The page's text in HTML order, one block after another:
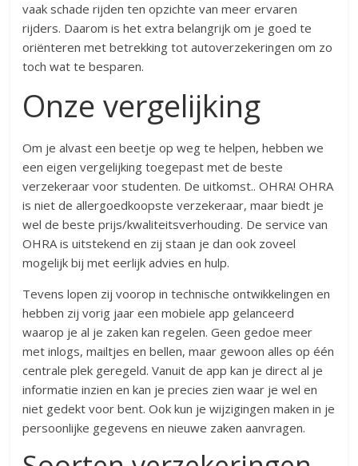
vaak schade rijden ten opzichte van meer ervaren
rijders. Daarom is het extra belangrijk om je goed te
oriënteren met betrekking tot autoverzekeringen om zo
toch wat te besparen.
Onze vergelijking
Om je alvast een beetje op weg te helpen, hebben we
een eigen vergelijking toegepast met de beste
verzekeraar voor studenten. De uitkomst.. OHRA! OHRA
is niet de allergoedkoopste verzekeraar, maar biedt je
wel de beste prijs/kwaliteitsverhouding. De service van
OHRA is uitstekend en zij staan je dan ook zoveel
mogelijk bij met eerlijk advies en hulp.
Tevens lopen zij voorop in technische ontwikkelingen en
hebben zij vorig jaar een mobiele app gelanceerd
waarop je al je zaken kan regelen. Geen gedoe meer
met inlogs, mailtjes en bellen, maar gewoon alles op één
centrale plek geregeld. Vanuit de app kan je direct al je
informatie inzien en kan je precies zien waar je wel en
niet gedekt voor bent. Ook kun je wijzigingen maken in je
persoonlijke gegevens en nieuwe zaken aanvragen.